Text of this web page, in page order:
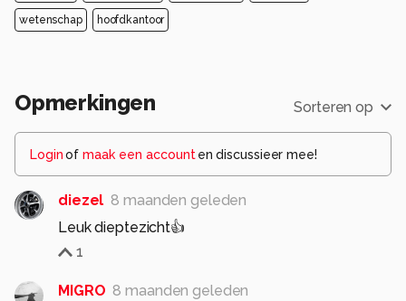
wetenschap hoofdkantoor
Opmerkingen Sorteren op
Loginof maak een account en discussieer mee!
diezel 8 maanden geleden
Leuk dieptezicht👍
1
MIGRO 8 maanden geleden